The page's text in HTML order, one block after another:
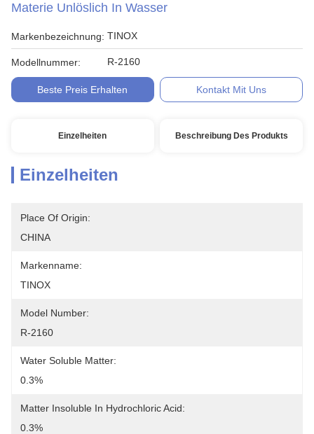
Materie Unlöslich In Wasser
Markenbezeichnung: TINOX
Modellnummer: R-2160
Beste Preis Erhalten Kontakt Mit Uns
Einzelheiten Beschreibung Des Produkts
Einzelheiten
Place Of Origin:
CHINA
Markenname:
TINOX
Model Number:
R-2160
Water Soluble Matter:
0.3%
Matter Insoluble In Hydrochloric Acid:
0.3%